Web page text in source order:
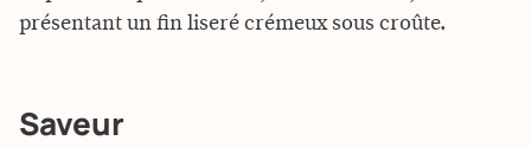
présentant un fin liseré crémeux sous croûte.
Saveur